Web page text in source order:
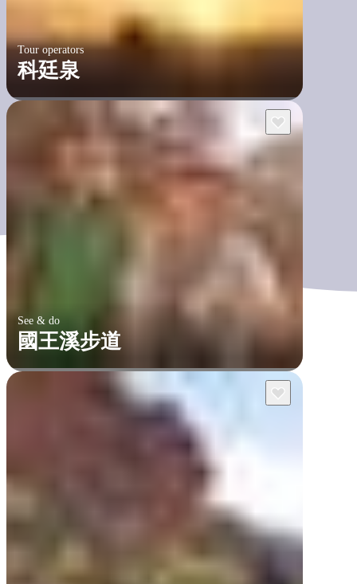
Tour operators
科廷泉
See & do
國王溪步道